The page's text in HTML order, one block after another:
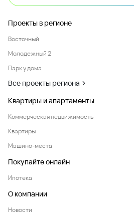
Проекты в регионе
Восточный
Молодежный 2
Парк у дома
Все проекты региона
Квартиры и апартаменты
Коммерческая недвижимость
Квартиры
Машино-места
Покупайте онлайн
Ипотека
О компании
Новости